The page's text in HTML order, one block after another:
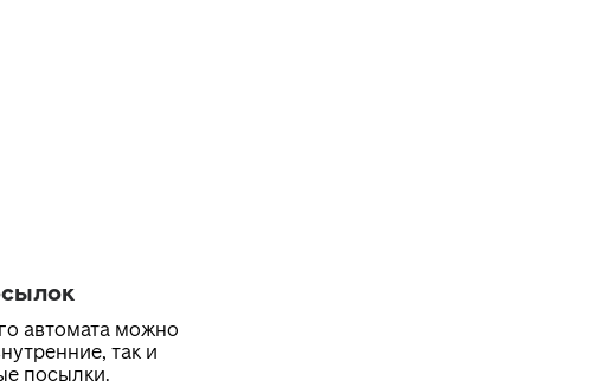
автомата можно
так и
посылки.